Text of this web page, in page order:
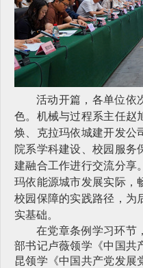
活动开篇，各单位依
色。机械与过程系主任赵
焕、克拉玛依城建开发公
院系学科建设、校园服务
建融合工作进行交流分享
玛依能源城市发展实际，
校园保障的实践路径，为
实基础。
在党章条例学习环节
部书记卢薇领学《中国共
昆领学《中国共产党发展